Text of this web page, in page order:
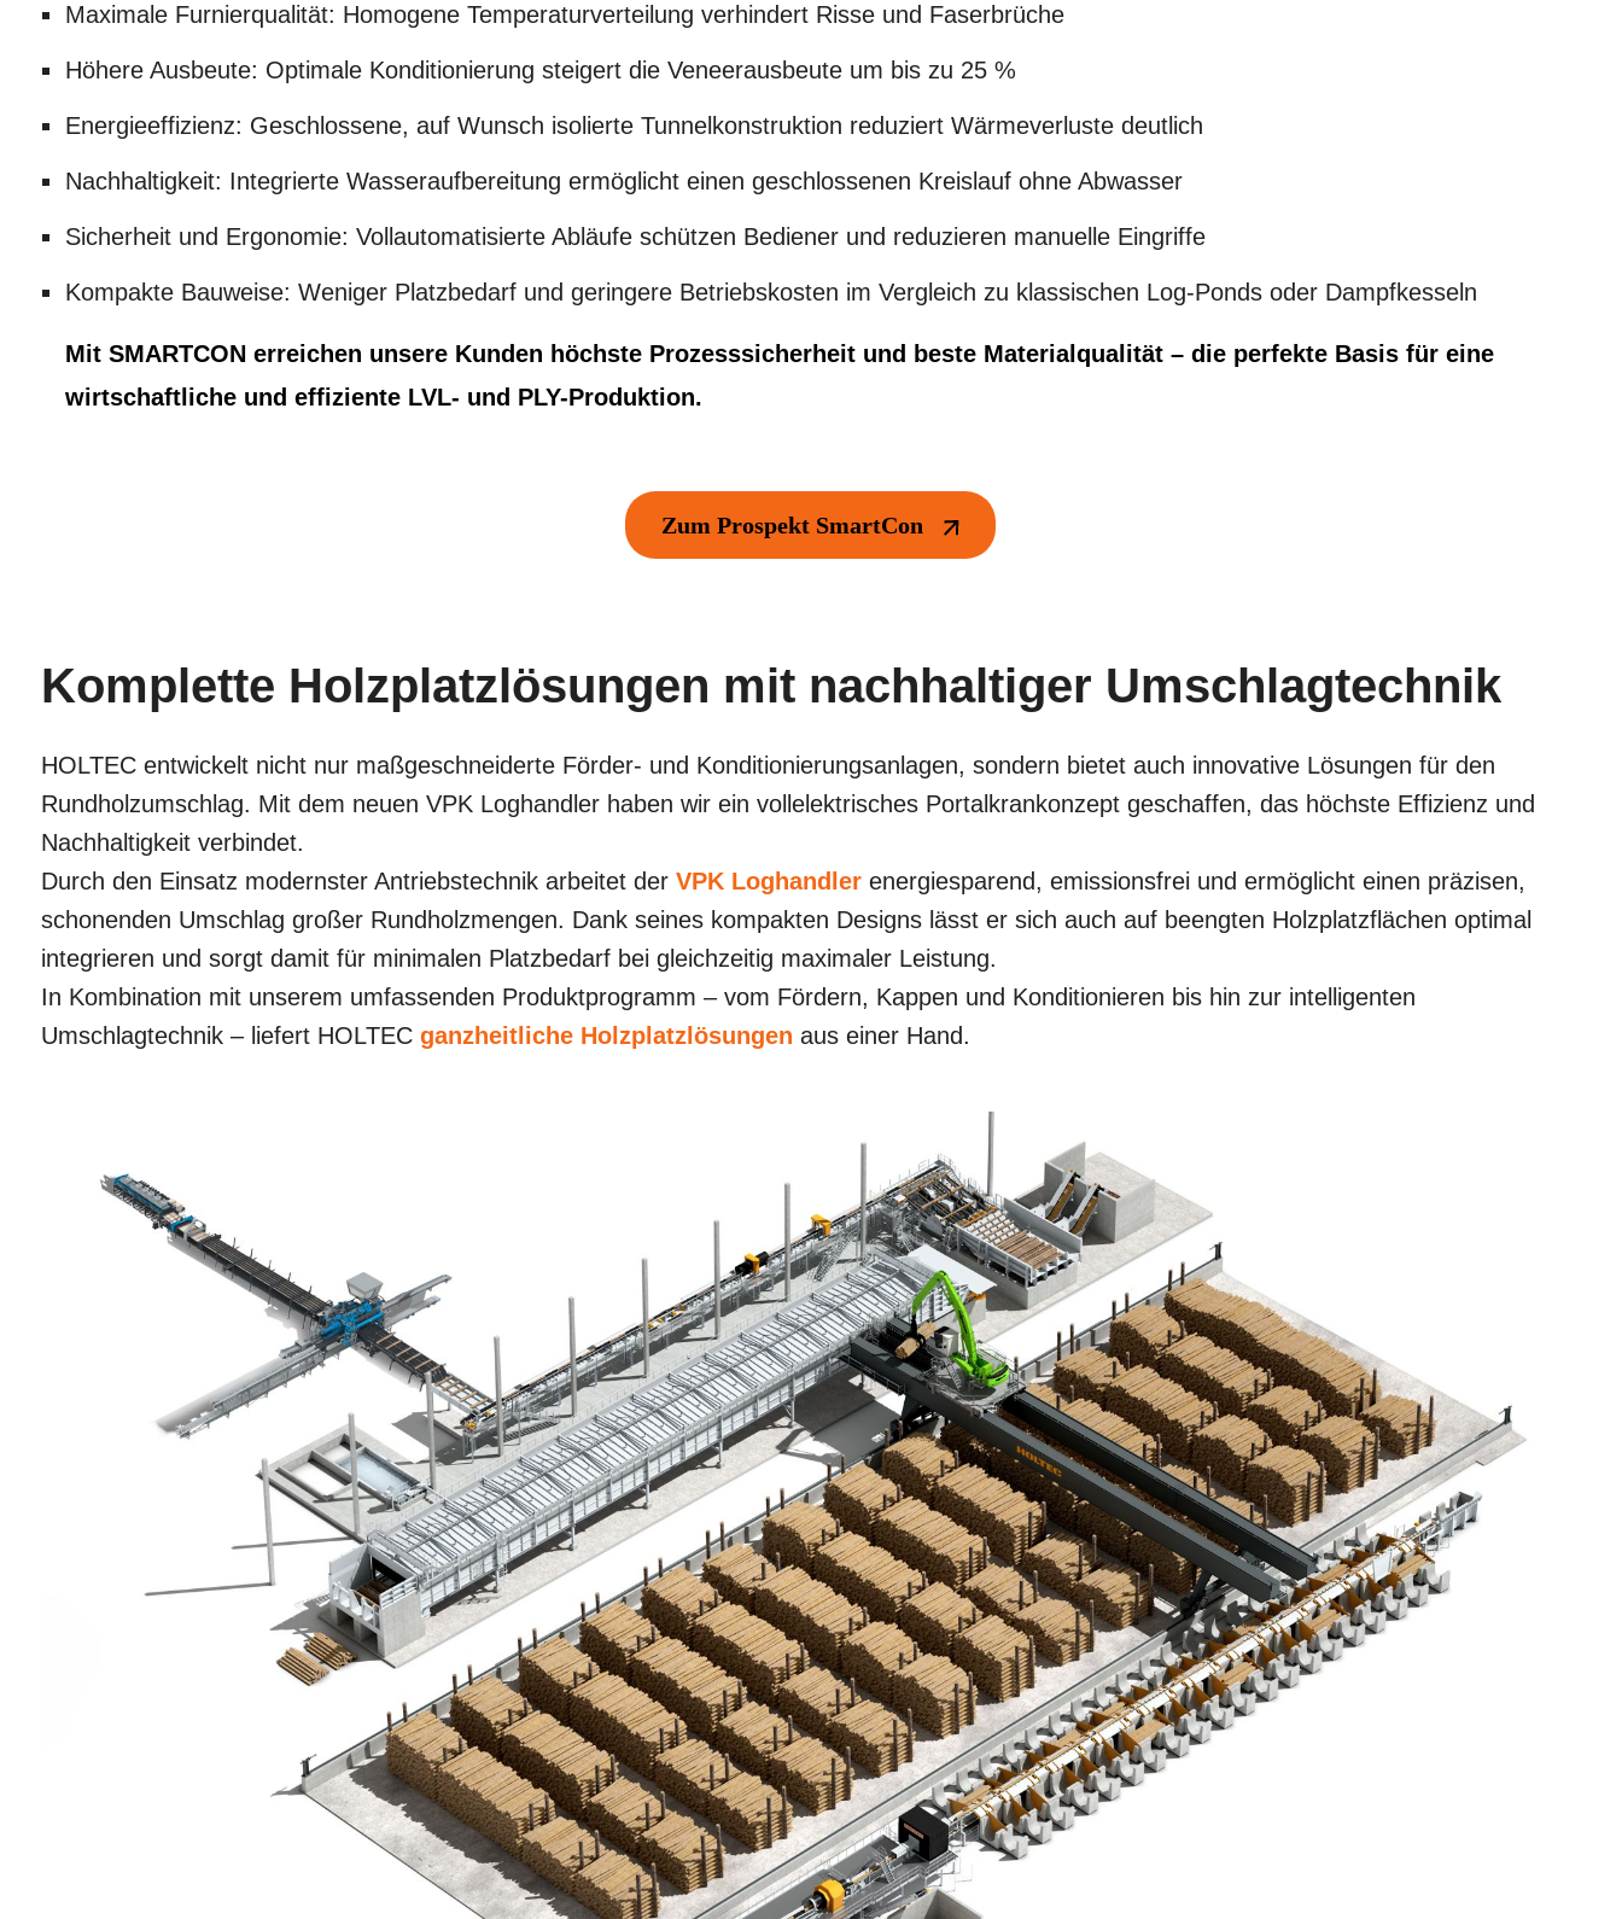
Maximale Furnierqualität: Homogene Temperaturverteilung verhindert Risse und Faserbrüche
Höhere Ausbeute: Optimale Konditionierung steigert die Veneerausbeute um bis zu 25 %
Energieeffizienz: Geschlossene, auf Wunsch isolierte Tunnelkonstruktion reduziert Wärmeverluste deutlich
Nachhaltigkeit: Integrierte Wasseraufbereitung ermöglicht einen geschlossenen Kreislauf ohne Abwasser
Sicherheit und Ergonomie: Vollautomatisierte Abläufe schützen Bediener und reduzieren manuelle Eingriffe
Kompakte Bauweise: Weniger Platzbedarf und geringere Betriebskosten im Vergleich zu klassischen Log-Ponds oder Dampfkesseln
Mit SMARTCON erreichen unsere Kunden höchste Prozesssicherheit und beste Materialqualität – die perfekte Basis für eine
wirtschaftliche und effiziente LVL- und PLY-Produktion.
Zum Prospekt SmartCon
Komplette Holzplatzlösungen mit nachhaltiger Umschlagtechnik
HOLTEC entwickelt nicht nur maßgeschneiderte Förder- und Konditionierungsanlagen, sondern bietet auch innovative Lösungen für den
Rundholzumschlag. Mit dem neuen VPK Loghandler haben wir ein vollelektrisches Portalkrankonzept geschaffen, das höchste Effizienz und
Nachhaltigkeit verbindet.
Durch den Einsatz modernster Antriebstechnik arbeitet der VPK Loghandler energiesparend, emissionsfrei und ermöglicht einen präzisen,
schonenden Umschlag großer Rundholzmengen. Dank seines kompakten Designs lässt er sich auch auf beengten Holzplatzflächen optimal
integrieren und sorgt damit für minimalen Platzbedarf bei gleichzeitig maximaler Leistung.
In Kombination mit unserem umfassenden Produktprogramm – vom Fördern, Kappen und Konditionieren bis hin zur intelligenten
Umschlagtechnik – liefert HOLTECganzheitliche Holzplatzlösungen aus einer Hand.